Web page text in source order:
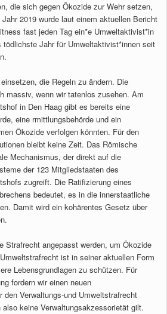
die sich gegen Ökozide zur Wehr setzen,
2019 wurde laut einem aktuellen Bericht
fast jeden Tag ein*e Umweltaktivist*in
Jahr für Umweltaktivist*innen seit
die Regeln zu ändern. Die
massiv, wenn wir tatenlos zusehen. Am
in Den Haag gibt es bereits eine
eine rmittlungsbehörde und ein
Ökozide verfolgen könnten. Für den
bleibt keine Zeit. Das Römische
Mechanismus, der direkt auf die
der 123 Mitgliedstaaten des
zugreift. Die Ratifizierung eines
bedeutet, es in die innerstaatliche
Damit wird ein kohärentes Gesetz über
Strafrecht angepasst werden, um Ökozide
ist in seiner aktuellen Form
Lebensgrundlagen zu schützen. Für
fordern wir einen neuen
den Verwaltungs-und Umweltstrafrecht
keine Verwaltungsakzessorietät gilt.